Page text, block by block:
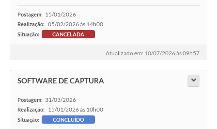
Postagem: 15/01/2026
Realização: 05/02/2026 às 14h00
Situação: CANCELADA
Atualizado em: 10/07/2026 às 09h57
SOFTWARE DE CAPTURA
Postagem: 31/03/2026
Realização: 15/01/2026 às 10h00
Situação: CONCLUÍDO